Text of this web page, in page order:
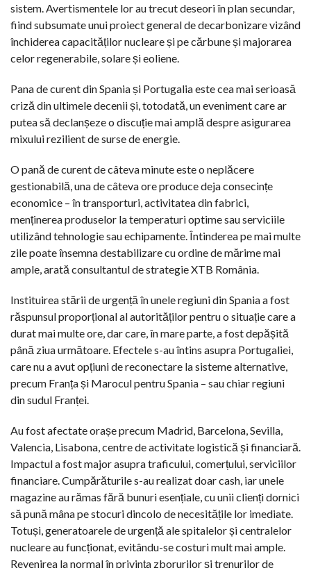
sistem. Avertismentele lor au trecut deseori în plan secundar,
fiind subsumate unui proiect general de decarbonizare vizând
închiderea capacităților nucleare și pe cărbune și majorarea
celor regenerabile, solare și eoliene.
Pana de curent din Spania și Portugalia este cea mai serioasă
criză din ultimele decenii și, totodată, un eveniment care ar
putea să declanșeze o discuție mai amplă despre asigurarea
mixului rezilient de surse de energie.
O pană de curent de câteva minute este o neplăcere
gestionabilă, una de câteva ore produce deja consecințe
economice – în transporturi, activitatea din fabrici,
menținerea produselor la temperaturi optime sau serviciile
utilizând tehnologie sau echipamente. Întinderea pe mai multe
zile poate însemna destabilizare cu ordine de mărime mai
ample, arată consultantul de strategie XTB România.
Instituirea stării de urgență în unele regiuni din Spania a fost
răspunsul proporțional al autorităților pentru o situație care a
durat mai multe ore, dar care, în mare parte, a fost depășită
până ziua următoare. Efectele s-au întins asupra Portugaliei,
care nu a avut opțiuni de reconectare la sisteme alternative,
precum Franța și Marocul pentru Spania – sau chiar regiuni
din sudul Franței.
Au fost afectate orașe precum Madrid, Barcelona, Sevilla,
Valencia, Lisabona, centre de activitate logistică și financiară.
Impactul a fost major asupra traficului, comerțului, serviciilor
financiare. Cumpărăturile s-au realizat doar cash, iar unele
magazine au rămas fără bunuri esențiale, cu unii clienți dornici
să pună mâna pe stocuri dincolo de necesitățile lor imediate.
Totuși, generatoarele de urgență ale spitalelor și centralelor
nucleare au funcționat, evitându-se costuri mult mai ample.
Revenirea la normal în privința zborurilor și trenurilor de